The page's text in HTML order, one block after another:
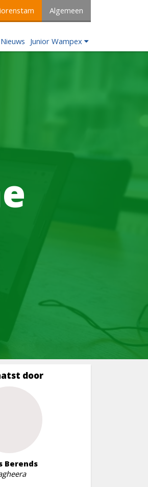
Algemeen
Nieuws Junior Wampex
door
Berends